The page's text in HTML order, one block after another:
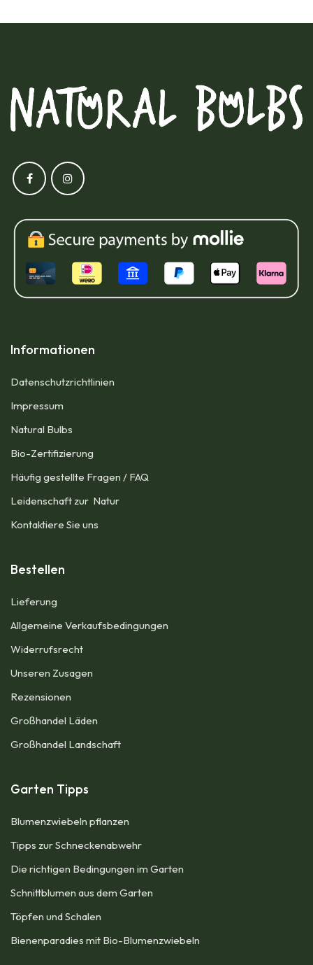
Informationen
Datenschutzrichtlinien
Impressum​
Natural Bulbs
Bio-Zertifizierung
Häufig gestellte Fragen / FAQ
Leidenschaft zur Natur
Kontaktiere Sie uns
Bestellen
Lieferung
Allgemeine Verkaufsbedingungen​
Widerrufsrecht
Unseren Zusagen
Rezensionen​
Großhandel Läden
Großhandel Landschaft
Garten Tipps
Blumenzwiebeln pflanzen
Tipps zur Schneckenabwehr
Die richtigen Bedingungen im Garten
Schnittblumen aus dem Garten
Töpfen und Schalen
Bienenparadies mit Bio-Blumenzwiebeln